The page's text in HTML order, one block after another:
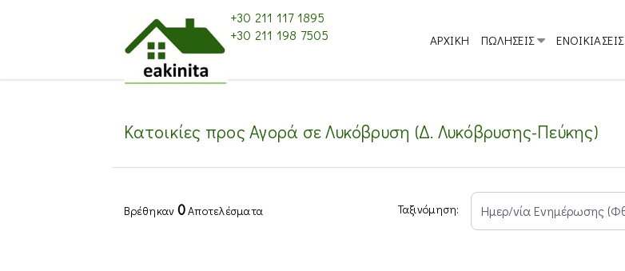
+30 211 117 1895
+30 211 198 7505
ΑΡΧΙΚΗ ΠΩΛΗΣΕΙΣ ΕΝΟΙΚΙΑΣΕΙΣ
Κατοικίες προς Αγορά σε Λυκόβρυση (Δ. Λυκόβρυσης-Πεύκης)
Βρέθηκαν 0Αποτελέσματα Ταξινόμηση: